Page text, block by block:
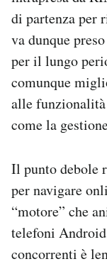
di partenza per
va dunque
per il lungo
comunque
alle
come la
Il punto debole
per navigare
“motore” che
telefoni
concorrenti è